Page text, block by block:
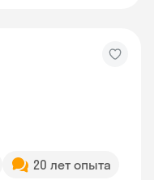
20 лет опыта